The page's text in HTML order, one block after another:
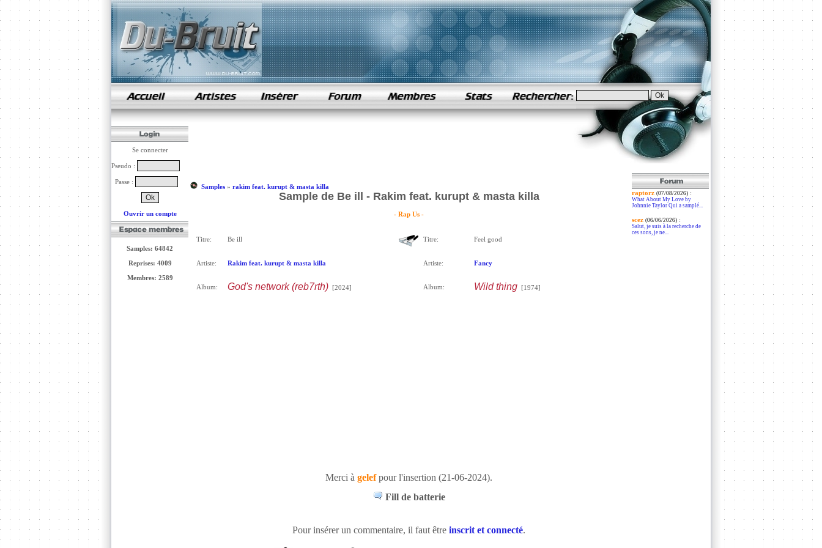
samples de rap
Se connecter
Pseudo :
Passe :
Ouvrir un compte
Samples: 64842
Reprises: 4009
Membres: 2589
Samples» rakim feat. kurupt & masta killa
Sample de Be ill - Rakim feat. kurupt & masta killa
- Rap Us -
Titre: Be ill
Artiste: Rakim feat. kurupt & masta killa
Album: God's network (reb7rth)[2024]
Titre: Feel good
Artiste: Fancy
Album: Wild thing[1974]
Merci à gelefpour l'insertion (21-06-2024).
Fill de batterie
Pour insérer un commentaire, il faut être inscrit et connecté.
raptorz (07/08/2026):
What About My Love by
Johnnie Taylor Qui a samplé...
scez (06/06/2026):
Salut, je suis à la recherche de
ces sons, je ne...